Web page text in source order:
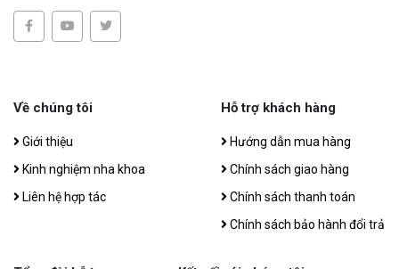
Về chúng tôi
Giới thiệu
Kinh nghiệm nha khoa
Liên hệ hợp tác
Hỗ trợ khách hàng
Hướng dẫn mua hàng
Chính sách giao hàng
Chính sách thanh toán
Chính sách bảo hành đổi trả